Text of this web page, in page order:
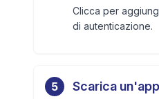
Clicca per
di autenticazione.
5 Scarica